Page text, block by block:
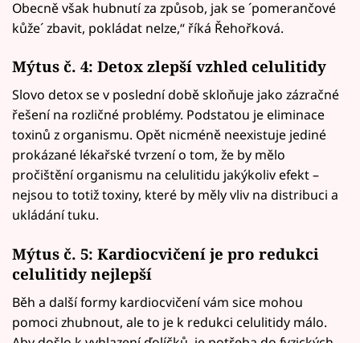
Obecně však hubnutí za způsob, jak se ´pomerančové
kůže´ zbavit, pokládat nelze,“ říká Řehořková.
Mýtus č. 4: Detox zlepší vzhled celulitidy
Slovo detox se v poslední době skloňuje jako zázračné
řešení na rozličné problémy. Podstatou je eliminace
toxinů z organismu. Opět nicméně neexistuje jediné
prokázané lékařské tvrzení o tom, že by mělo
pročištění organismu na celulitidu jakýkoliv efekt –
nejsou to totiž toxiny, které by měly vliv na distribuci a
ukládání tuku.
Mýtus č. 5: Kardiocvičení je pro redukci
celulitidy nejlepší
Běh a další formy kardiocvičení vám sice mohou
pomoci zhubnout, ale to je k redukci celulitidy málo.